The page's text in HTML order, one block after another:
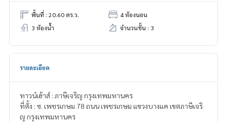
พื้นที่ : 20.60 ตร.ว.
4 ห้องนอน
3 ห้องน้ำ
จำนวนชั้น : 3
รายละเอียด
ทาวน์เฮ้าส์ : ภาษีเจริญ กรุงเทพมหานคร
ที่ตั้ง : ซ. เพชรเกษม 78 ถนน เพชรเกษม แขวงบางแค เขตภาษีเจริ
ญ กรุงเทพมหานคร